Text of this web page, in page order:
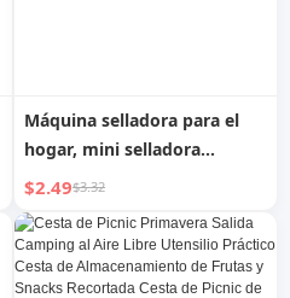
Máquina selladora para el
hogar, mini selladora
pequeña, máquina para
sobres de plástico, clip
sellador, herramienta de
sellado fantástica, selladora
$2.49$3.32